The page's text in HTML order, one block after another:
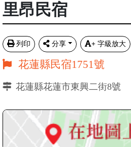
里昂民宿
列印 分享 + 字級放大
花蓮縣民宿1751號
花蓮縣花蓮市東興二街8號